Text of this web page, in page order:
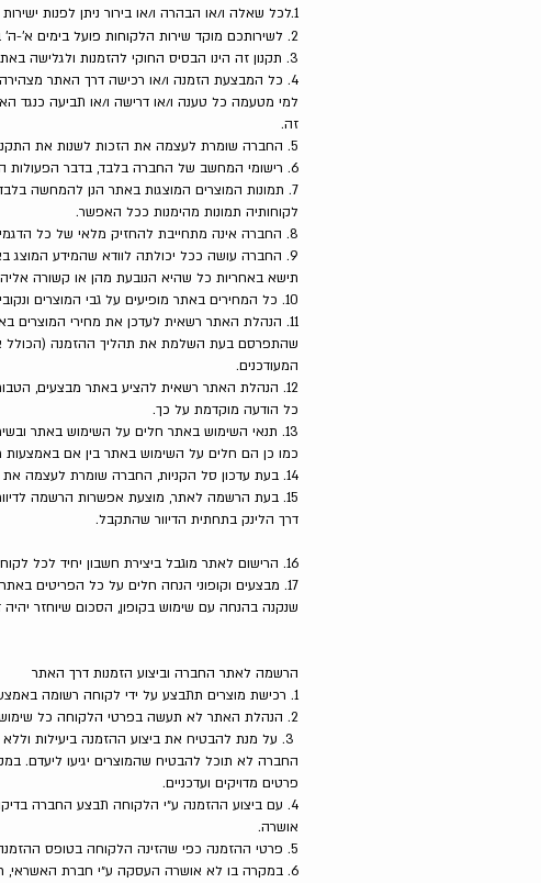
1.לכל שאלה ו/או הבהרה ו/או בירור ניתן לפנות ישירות לשרות הלקוחות של החברה במייל
2. לשירותכם מוקד שירות הלקוחות פועל בימים א'-ה' בין השעות 9:00-16:00, וישמח לענות על כל שאלה
3. תקנון זה הינו הבסיס החוקי להזמנות ולגלישה באתר והוא בלבד המסדיר את היחסים בין החברה לבין הגולשת באתר ו/או המזמינה דרך האתר.
4. כל המבצעת הזמנה ו/או רכישה דרך האתר
למי מטעמה כל טענה ו/או דרישה ו/או תביעה כנגד
זה.
5. החברה שומרת לעצמה את הזכות לשנות את התקנון מפעם לפעם על פי שיקול דעתה הבלעדי וזאת ללא צורך במתן התראה ו/או הודעה מוקדמת.
6. רישומי המחשב של החברה בלבד, בדבר הפעולות המתבצעות דרך האתר יהוו ראיה לכאורה לנכונות הפעולות.
7. תמונות המוצרים המוצגות באתר הנן להמחשה
לקוחותיה תמונות מהימנות ככל האפשר.
8. החברה אינה מתחייבת להחזיק מלאי של כל הדגמים ו/או הבגדים שתמונותיהם מופיעות באתר.
9. החברה עושה ככל יכולתה לוודא שהמידע המוצג
תישא באחריות כל שהיא הנובעת מהן או קשורה
10. כל המחירים באתר מופיעים על גבי המוצרים ונקובים בשקלים חדשים. המחירים כוללים מע״מ, אם הוא חל לפי הדין, ואינם כוללים דמי משלוח.
11. הנהלת האתר רשאית לעדכן את מחירי
שהתפרסם בעת השלמת את תהליך ההזמנה (הכולל
המעודכנים.
12. הנהלת האתר רשאית להציע באתר מבצעים,
כל הודעה מוקדמת על כך.
13. תנאי השימוש באתר חלים על השימוש באתר
כמו כן הם חלים על השימוש באתר בין אם
14. בעת עדכון סל הקניות, החברה שומרת לעצמה את הזכות להעביר תזכורת ללקוחה אודות הסל הנטוש, באמצעות שליחת מייל לכתובת שהוזנה.
15. בעת הרשמה לאתר, מוצעת אפשרות הרשמה
דרך הלינק בתחתית הדיוור שהתקבל.
16. הרישום לאתר מוגבל ביצירת חשבון יחיד לכל לקוח/ה. החברה שומרת לעצמה את הזכות להסיר חשבונות כפולים.
שנקנה בהנחה עם שימוש בקופון, הסכום שיוחזר
הרשמה לאתר החברה וביצוע הזמנות דרך האתר
1. רכישת מוצרים תתבצע על ידי לקוחה רשומה באמצעות מילוי טופס הזמנה המופיע באתר. יובהר כי מילוי כל הפרטים מהווה תנאי מוקדם לביצוע ההזמנה.
2. הנהלת האתר לא תעשה בפרטי הלקוחה כל שימוש, אלא בהתאם למדיניות הפרטיות של האתר ומהווה חלק בלתי נפרד מתנאי שימוש ורכישה אלה.
3. על מנת להבטיח את ביצוע ההזמנה ביעילות
החברה לא תוכל להבטיח שהמוצרים יגיעו ליעדם.
פרטים מדויקים ועדכניים.
4. עם ביצוע ההזמנה ע״י הלקוחה תבצע החברה
אושרה.
5. פרטי ההזמנה כפי שהזינה הלקוחה בטופס ההזמנה ורישום העסקה במחשבי החברה יהוו ראייה חלוטה וסופית לנכונות דרך הפעולה.
6. במקרה בו לא אושרה העסקה ע״י חברת האשראי, תקבל מבצעת הפעולה הודעה מתאימה על כך והיא תידרש למסור אמצעי תשלום אחר.